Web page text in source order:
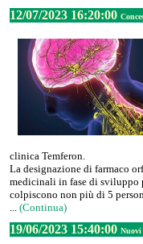
12/07/2023 16:20:00
clinica Temferon.
La designazione di farmaco
medicinali in fase di sviluppo
colpiscono non più di 5
... (Continua)
19/06/2023 15:40:00 Nuovi